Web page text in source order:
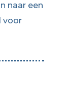
naar een
voor